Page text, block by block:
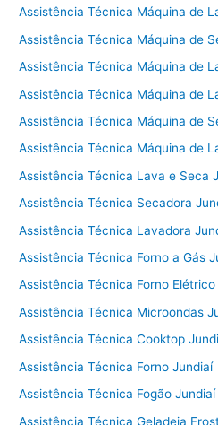
Assistência Técnica Máquina de
Assistência Técnica Máquina de
Assistência Técnica Máquina de
Assistência Técnica Máquina de
Assistência Técnica Máquina de
Assistência Técnica Máquina de
Assistência Técnica Lava e Seca
Assistência Técnica Secadora
Assistência Técnica Lavadora
Assistência Técnica Forno a Gás
Assistência Técnica Forno
Assistência Técnica Microondas
Assistência Técnica Cooktop
Assistência Técnica Forno Jundiaí
Assistência Técnica Fogão Jundiaí
Assistência Técnica Geladeia